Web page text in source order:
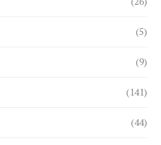
(5)
(9)
(141)
(44)